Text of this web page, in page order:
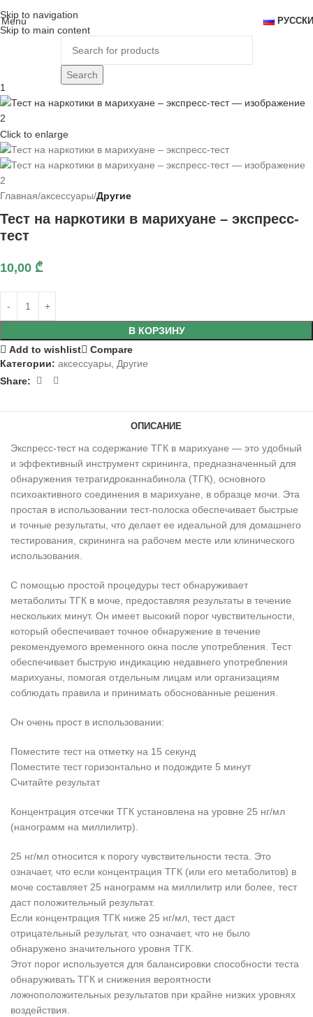
Skip to navigation
Skip to main content
Menu
Search
Click to enlarge
Главная аксессуары Другие
Тест на наркотики в марихуане – экспресс-
тест
10,00 ₾
В КОРЗИНУ
Add to wishlist
Compare
Категории: аксессуары, Другие
Share:
ОПИСАНИЕ
Экспресс-тест на содержание ТГК в марихуане — это удобный
и эффективный инструмент скрининга, предназначенный для
обнаружения тетрагидроканнабинола (ТГК), основного
психоактивного соединения в марихуане, в образце мочи. Эта
простая в использовании тест-полоска обеспечивает быстрые
и точные результаты, что делает ее идеальной для домашнего
тестирования, скрининга на рабочем месте или клинического
использования.
С помощью простой процедуры тест обнаруживает
метаболиты ТГК в моче, предоставляя результаты в течение
нескольких минут. Он имеет высокий порог чувствительности,
который обеспечивает точное обнаружение в течение
рекомендуемого временного окна после употребления. Тест
обеспечивает быструю индикацию недавнего употребления
марихуаны, помогая отдельным лицам или организациям
соблюдать правила и принимать обоснованные решения.
Он очень прост в использовании:
Поместите тест на отметку на 15 секунд
Поместите тест горизонтально и подождите 5 минут
Считайте результат
Концентрация отсечки ТГК установлена ​​на уровне 25 нг/мл
(нанограмм на миллилитр).
25 нг/мл относится к порогу чувствительности теста. Это
означает, что если концентрация ТГК (или его метаболитов) в
моче составляет 25 нанограмм на миллилитр или более, тест
даст положительный результат.
Если концентрация ТГК ниже 25 нг/мл, тест даст
отрицательный результат, что означает, что не было
обнаружено значительного уровня ТГК.
Этот порог используется для балансировки способности теста
обнаруживать ТГК и снижения вероятности
ложноположительных результатов при крайне низких уровнях
воздействия.